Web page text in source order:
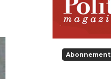
Abonnement